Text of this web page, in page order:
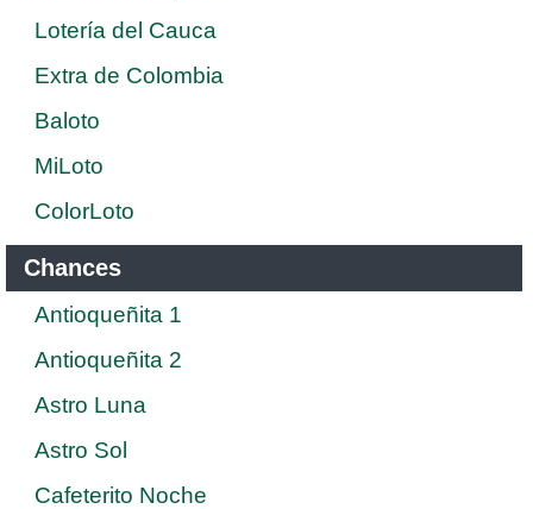
Lotería del Cauca
Extra de Colombia
Baloto
MiLoto
ColorLoto
Chances
Antioqueñita 1
Antioqueñita 2
Astro Luna
Astro Sol
Cafeterito Noche